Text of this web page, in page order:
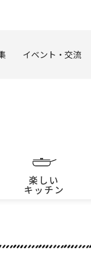
イベント・交流
楽しい
キッチン